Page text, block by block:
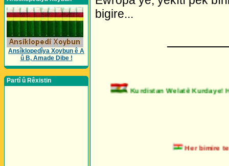
Ansîklopedîya Xoybun ê A
û B, Amade Dibe !
Partî û Rêxistin
bigire...
Kurdistan Welatê
Her bimire